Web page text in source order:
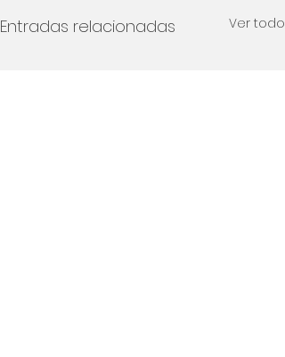
Entradas relacionadas Ver todo